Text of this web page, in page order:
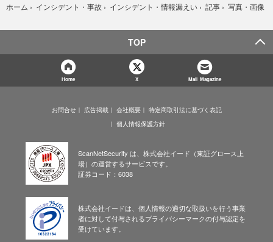
ホーム › インシデント・事故 › インシデント・情報漏えい › 記事 › 写真・画像
TOP
Home X Mail Magazine
お問合せ 広告掲載 会社概要
特定商取引法に基づく表記
個人情報保護方針
ScanNetSecurity は、株式会社イード（東証グロース上
場）の運営するサービスです。
証券コード：6038
株式会社イードは、個人情報の適切な取扱いを行う事業
者に対して付与されるプライバシーマークの付与認定を
受けています。